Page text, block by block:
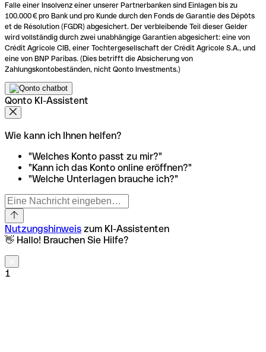
Falle einer Insolvenz einer unserer Partnerbanken sind Einlagen bis zu
100.000 € pro Bank und pro Kunde durch den Fonds de Garantie des Dépôts
et de Résolution (FGDR) abgesichert. Der verbleibende Teil dieser Gelder
wird vollständig durch zwei unabhängige Garantien abgesichert: eine von
Crédit Agricole CIB, einer Tochtergesellschaft der Crédit Agricole S.A., und
eine von BNP Paribas. (Dies betrifft die Absicherung von
Zahlungskontobeständen, nicht Qonto Investments.)
Qonto KI-Assistent
Wie kann ich Ihnen helfen?
"Welches Konto passt zu mir?"
"Kann ich das Konto online eröffnen?"
"Welche Unterlagen brauche ich?"
Nutzungshinweis zum KI-Assistenten
👋 Hallo! Brauchen Sie Hilfe?
1